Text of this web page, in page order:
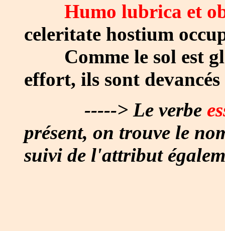
Humo lubrica et
celeritate hostium
Comme le sol est
effort, ils sont
-----> Le verbe
présent, on trouve le
suivi de l'attribut